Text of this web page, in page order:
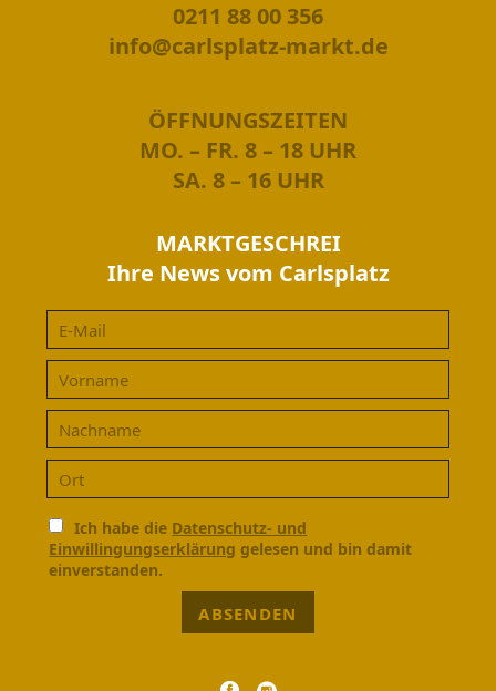
0211 88 00 356
info@carlsplatz-markt.de
ÖFFNUNGSZEITEN
MO. – FR. 8 – 18 UHR
SA. 8 – 16 UHR
MARKTGESCHREI
Ihre News vom Carlsplatz
Ich habe die Datenschutz- und
Einwillingungserklärung gelesen und bin damit
einverstanden.
ABSENDEN